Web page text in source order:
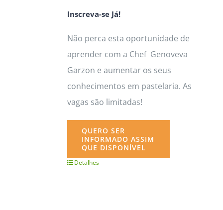
Inscreva-se Já!
Não perca esta oportunidade de
aprender com a Chef Genoveva
Garzon e aumentar os seus
conhecimentos em pastelaria. As
vagas são limitadas!
QUERO SER
INFORMADO ASSIM
QUE DISPONÍVEL
Detalhes